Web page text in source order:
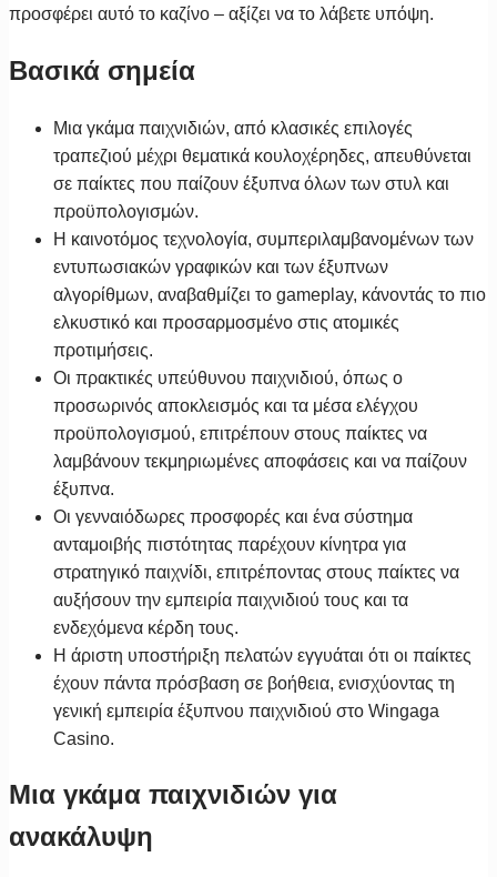
προσφέρει αυτό το καζίνο – αξίζει να το λάβετε υπόψη.
Βασικά σημεία
Μια γκάμα παιχνιδιών, από κλασικές επιλογές
τραπεζιού μέχρι θεματικά κουλοχέρηδες, απευθύνεται
σε παίκτες που παίζουν έξυπνα όλων των στυλ και
προϋπολογισμών.
Η καινοτόμος τεχνολογία, συμπεριλαμβανομένων των
εντυπωσιακών γραφικών και των έξυπνων
αλγορίθμων, αναβαθμίζει το gameplay, κάνοντάς το πιο
ελκυστικό και προσαρμοσμένο στις ατομικές
προτιμήσεις.
Οι πρακτικές υπεύθυνου παιχνιδιού, όπως ο
προσωρινός αποκλεισμός και τα μέσα ελέγχου
προϋπολογισμού, επιτρέπουν στους παίκτες να
λαμβάνουν τεκμηριωμένες αποφάσεις και να παίζουν
έξυπνα.
Οι γενναιόδωρες προσφορές και ένα σύστημα
ανταμοιβής πιστότητας παρέχουν κίνητρα για
στρατηγικό παιχνίδι, επιτρέποντας στους παίκτες να
αυξήσουν την εμπειρία παιχνιδιού τους και τα
ενδεχόμενα κέρδη τους.
Η άριστη υποστήριξη πελατών εγγυάται ότι οι παίκτες
έχουν πάντα πρόσβαση σε βοήθεια, ενισχύοντας τη
γενική εμπειρία έξυπνου παιχνιδιού στο Wingaga
Casino.
Μια γκάμα παιχνιδιών για
ανακάλυψη